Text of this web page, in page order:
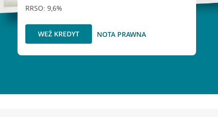
RRSO: 9,6%
WEŹ KREDYT NOTA PRAWNA